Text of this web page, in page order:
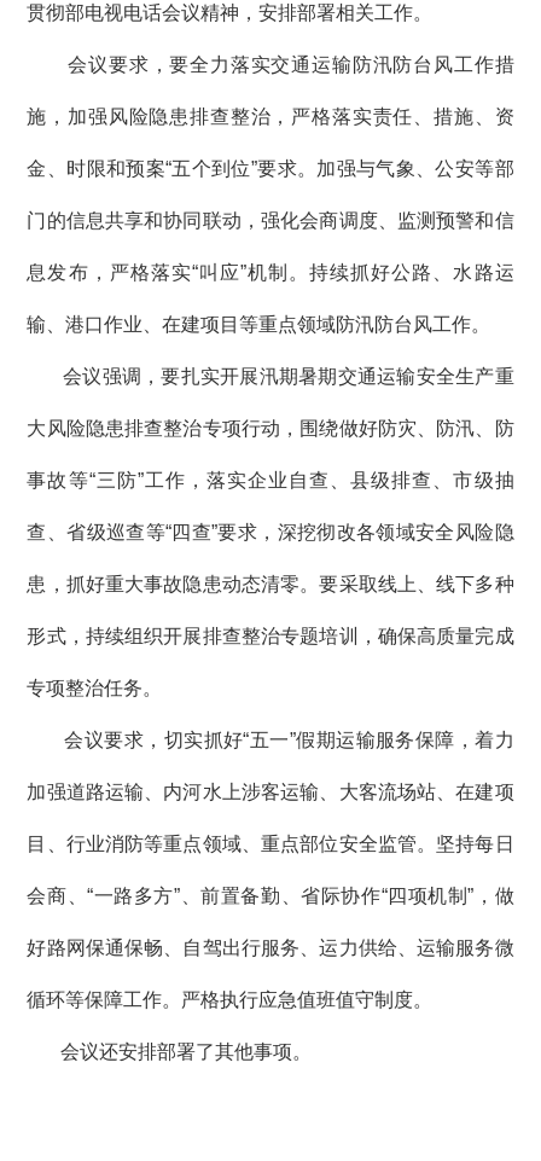
贯彻部电视电话会议精神，安排部署相关工作。
会议要求，要全力落实交通运输防汛防台风工作措
施，加强风险隐患排查整治，严格落实责任、措施、资
金、时限和预案“五个到位”要求。加强与气象、公安等部
门的信息共享和协同联动，强化会商调度、监测预警和信
息发布，严格落实“叫应”机制。持续抓好公路、水路运
输、港口作业、在建项目等重点领域防汛防台风工作。
会议强调，要扎实开展汛期暑期交通运输安全生产重
大风险隐患排查整治专项行动，围绕做好防灾、防汛、防
事故等“三防”工作，落实企业自查、县级排查、市级抽
查、省级巡查等“四查”要求，深挖彻改各领域安全风险隐
患，抓好重大事故隐患动态清零。要采取线上、线下多种
形式，持续组织开展排查整治专题培训，确保高质量完成
专项整治任务。
会议要求，切实抓好“五一”假期运输服务保障，着力
加强道路运输、内河水上涉客运输、大客流场站、在建项
目、行业消防等重点领域、重点部位安全监管。坚持每日
会商、“一路多方”、前置备勤、省际协作“四项机制”，做
好路网保通保畅、自驾出行服务、运力供给、运输服务微
循环等保障工作。严格执行应急值班值守制度。
会议还安排部署了其他事项。